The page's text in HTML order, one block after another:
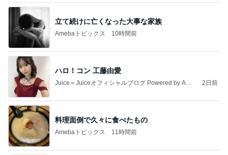
立て続けに亡くなった大事な家族
Amebaトピックス 10時間前
ハロ！コン 工藤由愛
Juice＝Juiceオフィシャルブログ Powered by Ame
2日前
料理面倒で久々に食べたもの
Amebaトピックス 11時間前